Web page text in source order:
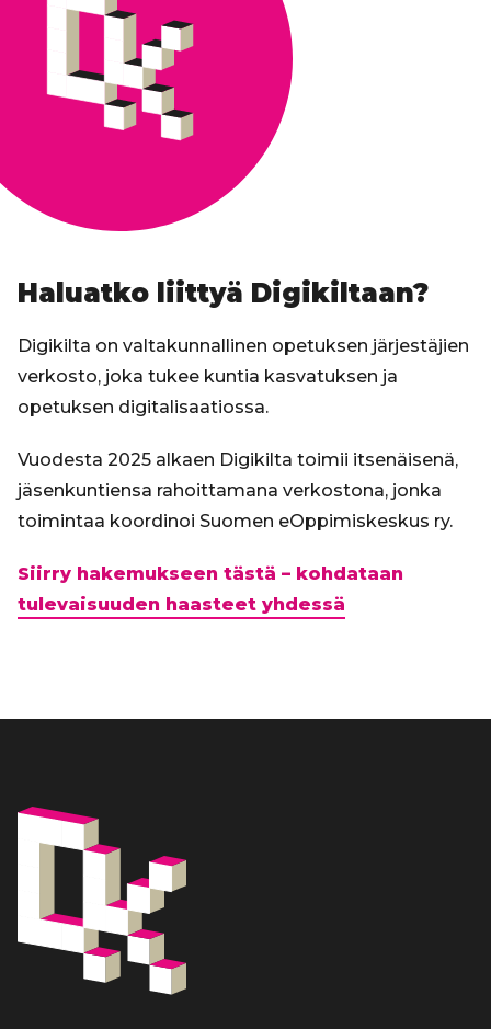
Haluatko liittyä Digikiltaan?
Digikilta on valtakunnallinen opetuksen järjestäjien
verkosto, joka tukee kuntia kasvatuksen ja
opetuksen digitalisaatiossa.
Vuodesta 2025 alkaen Digikilta toimii itsenäisenä,
jäsenkuntiensa rahoittamana verkostona, jonka
toimintaa koordinoi Suomen eOppimiskeskus ry.
Siirry hakemukseen tästä – kohdataan
tulevaisuuden haasteet yhdessä